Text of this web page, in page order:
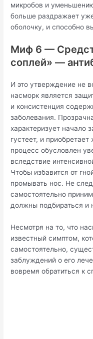
микробов и
больше раздражает
оболочку, и способно
Миф 6 —
соплей» —
И это утверждение не
насморк является
и консистенция
заболевания.
характеризует начало
густеет, и
процесс обусловлен
вследствие
Чтобы избавится от
промывать нос. Не
самостоятельно
должны подбираться и
Несмотря на то, что
известный симптом,
самостоятельно,
заблуждений о его
вовремя обратиться к